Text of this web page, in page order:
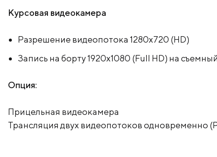
Курсовая видеокамера
Разрешение видеопотока 1280х720 (HD)
Запись на борту 1920х1080 (Full HD) на
Опция:
Прицельная видеокамера
Трансляция двух видеопотоков одновременно